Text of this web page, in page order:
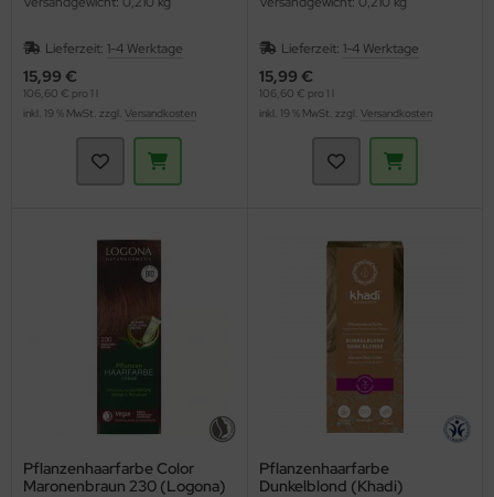
Lieferzeit: 1-4 Werktage
15,99 €
106,60 € pro 1 l
inkl. 19 % MwSt. zzgl. Versandkosten
Lieferzeit: 1-4 Werktage
15,99 €
106,60 € pro 1 l
inkl. 19 % MwSt. zzgl. Versandkosten
Pflanzenhaarfarbe Color
Maronenbraun 230 (Logona)
Pflanzenhaarfarbe
Dunkelblond (Khadi)